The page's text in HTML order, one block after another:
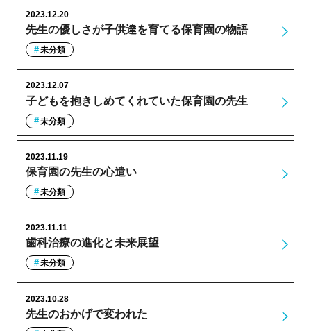
先生の優しさが子供達を育てる保育園の物語
2023.12.20
未分類
子どもを抱きしめてくれていた保育園の先生
2023.12.07
未分類
保育園の先生の心遣い
2023.11.19
未分類
歯科治療の進化と未来展望
2023.11.11
未分類
先生のおかげで変われた
2023.10.28